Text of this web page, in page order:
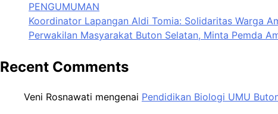
PENGUMUMAN
Koordinator Lapangan Aldi Tomia: Solidaritas Warga
Perwakilan Masyarakat Buton Selatan, Minta Pemda
Recent Comments
Veni Rosnawati mengenai Pendidikan Biologi UMU